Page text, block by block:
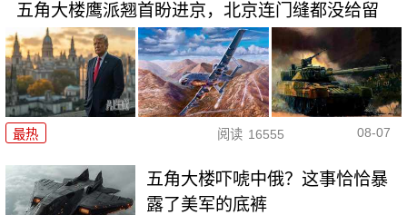
五角大楼鹰派翘首盼进京，北京连门缝都没给留
最热 阅读 16555 08-07
五角大楼吓唬中俄？这事恰恰暴
露了美军的底裤